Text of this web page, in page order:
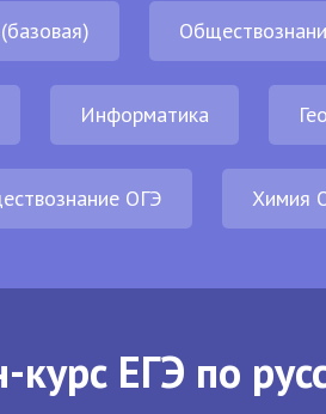
Информатика
ОГЭ Химия
ЕГЭ по